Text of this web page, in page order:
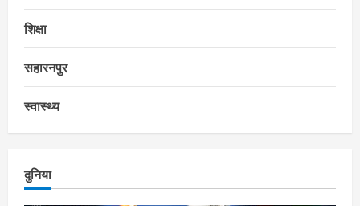
शिक्षा
सहारनपुर
स्वास्थ्य
दुनिया